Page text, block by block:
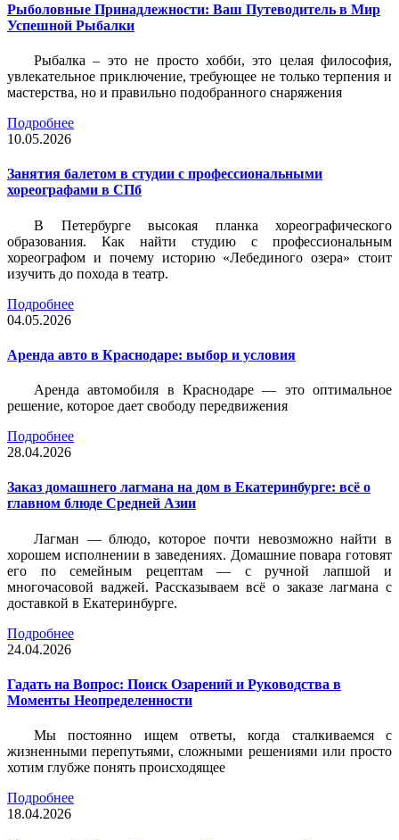
Рыболовные Принадлежности: Ваш Путеводитель в Мир
Успешной Рыбалки
Рыбалка – это не просто хобби, это целая философия,
увлекательное приключение, требующее не только терпения и
мастерства, но и правильно подобранного снаряжения
Подробнее
10.05.2026
Занятия балетом в студии с профессиональными
хореографами в СПб
В Петербурге высокая планка хореографического
образования. Как найти студию с профессиональным
хореографом и почему историю «Лебединого озера» стоит
изучить до похода в театр.
Подробнее
04.05.2026
Аренда авто в Краснодаре: выбор и условия
Аренда автомобиля в Краснодаре — это оптимальное
решение, которое дает свободу передвижения
Подробнее
28.04.2026
Заказ домашнего лагмана на дом в Екатеринбурге: всё о
главном блюде Средней Азии
Лагман — блюдо, которое почти невозможно найти в
хорошем исполнении в заведениях. Домашние повара готовят
его по семейным рецептам — с ручной лапшой и
многочасовой ваджей. Рассказываем всё о заказе лагмана с
доставкой в Екатеринбурге.
Подробнее
24.04.2026
Гадать на Вопрос: Поиск Озарений и Руководства в
Моменты Неопределенности
Мы постоянно ищем ответы, когда сталкиваемся с
жизненными перепутьями, сложными решениями или просто
хотим глубже понять происходящее
Подробнее
18.04.2026